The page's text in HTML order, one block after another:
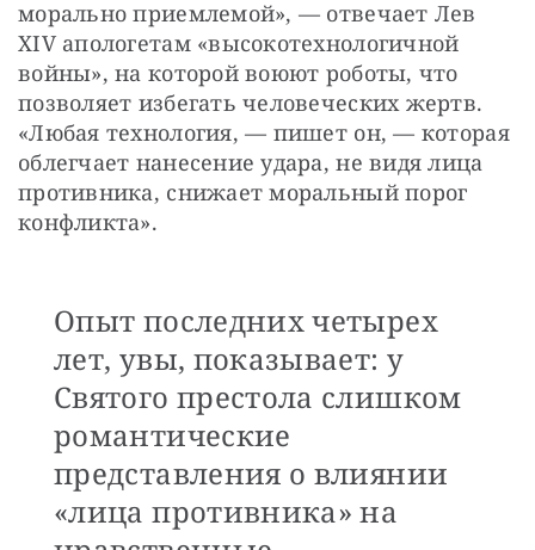
морально приемлемой», — отвечает Лев
XIV апологетам «высокотехнологичной
войны», на которой воюют роботы, что
позволяет избегать человеческих жертв.
«Любая технология, — пишет он, — которая
облегчает нанесение удара, не видя лица
противника, снижает моральный порог
конфликта».
Опыт последних четырех
лет, увы, показывает: у
Святого престола слишком
романтические
представления о влиянии
«лица противника» на